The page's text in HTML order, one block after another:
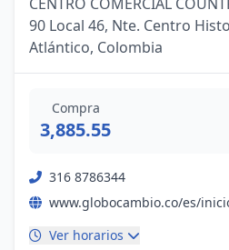
90 Local 46, Nte. Centro
Atlántico, Colombia
Compra
3,885.55
316 8786344
www.globocambio.co/es/
Ver horarios